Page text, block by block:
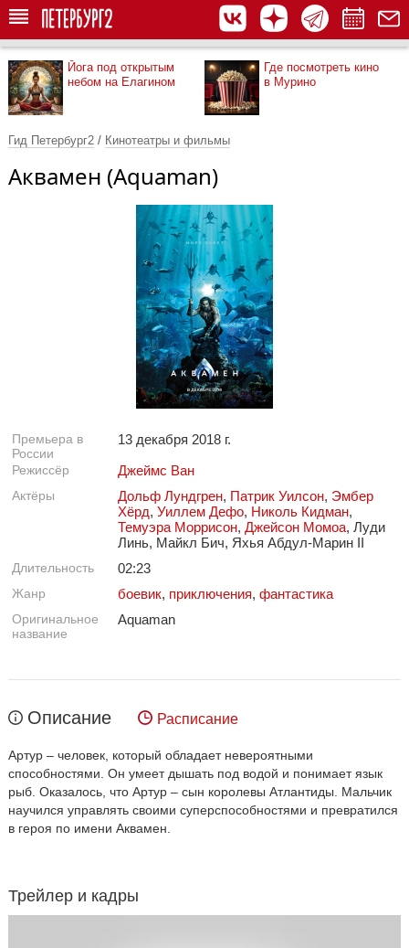
Йога под открытым
небом на Елагином
Где посмотреть кино
в Мурино
Гид Петербург2 / Кинотеатры и фильмы
Аквамен (Aquaman)
Премьера в
России
13 декабря 2018 г.
Режиссёр Джеймс Ван
Актёры Дольф Лундгрен, Патрик Уилсон, Эмбер
Хёрд, Уиллем Дефо, Николь Кидман,
Темуэра Моррисон, Джейсон Момоа, Луди
Линь, Майкл Бич, Яхья Абдул-Марин II
Длительность 02:23
Жанр боевик, приключения, фантастика
Оригинальное
название
Aquaman
Описание Расписание
Артур – человек, который обладает невероятными
способностями. Он умеет дышать под водой и понимает язык
рыб. Оказалось, что Артур – сын королевы Атлантиды. Мальчик
научился управлять своими суперспособностями и превратился
в героя по имени Аквамен.
Трейлер и кадры